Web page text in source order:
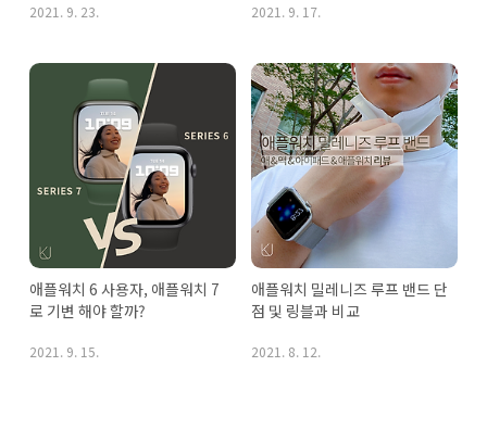
2021. 9. 23. 2021. 9. 17.
애플워치 6 사용자, 애플워치 7
로 기변 해야 할까?
2021. 9. 15.
애플워치 밀레니즈 루프 밴드 단
점 및 링블과 비교
2021. 8. 12.